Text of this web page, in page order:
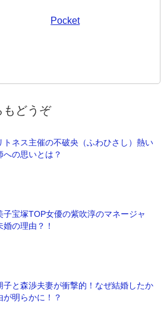
Pocket
もどうぞ
トネス主催の不破央（ふわひさし）熱い
への思いとは？
子宝塚TOP女優の紫吹淳のマネージャ
婚の理由？！
子と森渉夫妻が衝撃的！なぜ結婚したか
が明らかに！？